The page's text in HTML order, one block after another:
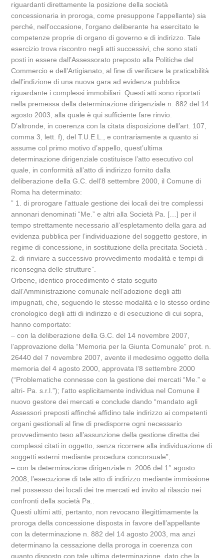
riguardanti direttamente la posizione della società
concessionaria in proroga, come presuppone l’appellante) sia
perché, nell’occasione, l’organo deliberante ha esercitato le
competenze proprie di organo di governo e di indirizzo. Tale
esercizio trova riscontro negli atti successivi, che sono stati
posti in essere dall’Assessorato preposto alla Politiche del
Commercio e dell’Artigianato, al fine di verificare la praticabilità
dell’indizione di una nuova gara ad evidenza pubblica
riguardante i complessi immobiliari. Questi atti sono riportati
nella premessa della determinazione dirigenziale n. 882 del 14
agosto 2003, alla quale è qui sufficiente fare rinvio.
D’altronde, in coerenza con la citata disposizione dell’art. 107,
comma 3, lett. f), del T.U.E.L., e contrariamente a quanto si
assume col primo motivo d’appello, quest’ultima
determinazione dirigenziale costituisce l’atto esecutivo col
quale, in conformità all’atto di indirizzo fornito dalla
deliberazione della G.C. dell’8 settembre 2000, il Comune di
Roma ha determinato:
” 1. di prorogare l’attuale gestione dei locali dei tre complessi
annonari denominati “Me.” e altri alla Società Pa. […] per il
tempo strettamente necessario all’espletamento della gara ad
evidenza pubblica per l’individuazione del soggetto gestore, in
regime di concessione, in sostituzione della precitata Società .
2. di rinviare a successivo provvedimento modalità e tempi di
riconsegna delle strutture”.
Orbene, identico procedimento è stato seguito
dall’Amministrazione comunale nell’adozione degli atti
impugnati, che, seguendo le stesse modalità e lo stesso ordine
cronologico degli atti di indirizzo e di esecuzione di cui sopra,
hanno comportato:
– con la deliberazione della G.C. del 14 novembre 2007,
l’approvazione della “Memoria per la Giunta Comunale” prot. n.
26440 del 7 novembre 2007, avente il medesimo oggetto della
memoria del 4 agosto 2000, approvata l’8 settembre 2000
(“Problematiche connesse con la gestione dei mercati “Me.” e
altri- Pa. s.r.l.”); l’atto esplicitamente individua nel Comune il
nuovo gestore dei mercati e conclude dando “mandato agli
Assessori preposti affinché affidino tale indirizzo ai competenti
organi gestionali al fine di predisporre ogni necessario
provvedimento teso all’assunzione della gestione diretta dei
complessi citati in oggetto, senza ricorrere alla individuazione di
soggetti esterni mediante procedura concorsuale”;
– con la determinazione dirigenziale n. 2006 del 1° agosto
2008, l’esecuzione di tale atto di indirizzo mediante immissione
nel possesso dei locali dei tre mercati ed invito al rilascio nei
confronti della società Pa..
Questi ultimi atti, pertanto, non revocano illegittimamente la
proroga della concessione disposta in favore dell’appellante
con la determinazione n. 882 del 14 agosto 2003, ma anzi
determinano la cessazione della proroga in coerenza con
quanto disposto con tale ultima determinazione, dato che la